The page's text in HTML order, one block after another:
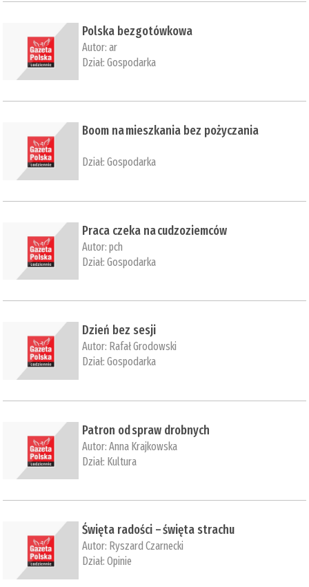
Polska bezgotówkowa
Autor:ar
Dział:Gospodarka
Boom na mieszkania bez pożyczania
Dział:Gospodarka
​Praca czeka na cudzoziemców
Autor:pch
Dział:Gospodarka
Dzień bez sesji
Autor: Rafał Grodowski
Dział:Gospodarka
Patron od spraw drobnych
Autor:Anna Krajkowska
Dział: Kultura
Święta radości – święta strachu
Autor: Ryszard Czarnecki
Dział:Opinie